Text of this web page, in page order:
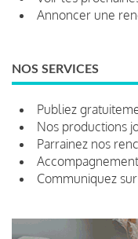
Annoncer une
NOS SERVICES
Publiez
Nos productions
Parrainez nos
Communiquez